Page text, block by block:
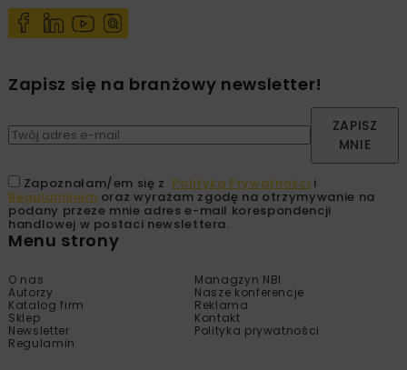
Zapisz się na branżowy newsletter!
ZAPISZ
MNIE
Zapoznałam/em się z Polityką Prywatności i
Regulaminem oraz wyrażam zgodę na otrzymywanie na
podany przeze mnie adres e-mail korespondencji
handlowej w postaci newslettera.
Menu strony
O nas
Managzyn NBI
Autorzy
Nasze konferencje
Katalog firm
Reklama
Sklep
Kontakt
Newsletter
Polityka prywatności
Regulamin